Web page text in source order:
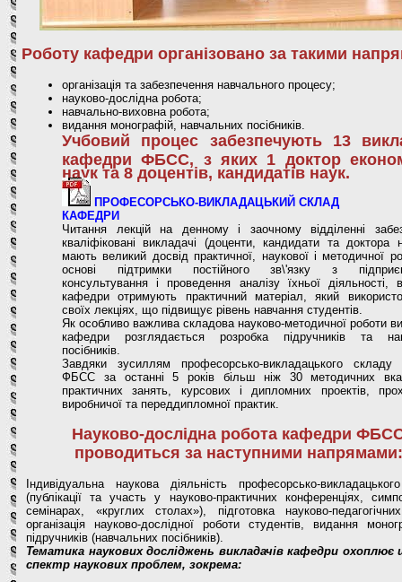
Роботу кафедри організовано за такими
організація та забезпечення навчального процесу;
науково-дослідна робота;
навчально-виховна робота;
видання монографій, навчальних посібників.
Учбовий процес забезпечують 13
кафедри ФБСС, з яких 1 доктор
наук та 8 доцентів, кандидатів наук.
ПРОФЕСОРСЬКО-ВИКЛАДАЦЬКИЙ СКЛАД
КАФЕДРИ
Читання лекцій на денному і заочному відділенні
кваліфіковані викладачі (доценти, кандидати та доктора
мають великий досвід практичної, наукової і методичної
основі підтримки постійного зв\'язку з
консультування і проведення аналізу їхньої діяльності,
кафедри отримують практичний матеріал, який
своїх лекціях, що підвищує рівень навчання студентів.
Як особливо важлива складова науково-методичної роботи
кафедри розглядається розробка підручників та
посібників.
Завдяки зусиллям професорсько-викладацького складу
ФБСС за останні 5 років більш ніж 30 методичних
практичних занять, курсових і дипломних проектів,
виробничої та переддипломної практик.
Науково-дослідна робота кафедри
проводиться за наступними напрямами:
Індивідуальна наукова діяльність професорсько-
(публікації та участь у науково-практичних конференціях,
семінарах, «круглих столах»), підготовка науково-
організація науково-дослідної роботи студентів, видання
підручників (навчальних посібників).
Тематика наукових досліджень викладачів кафедри охоплює
спектр наукових проблем, зокрема: